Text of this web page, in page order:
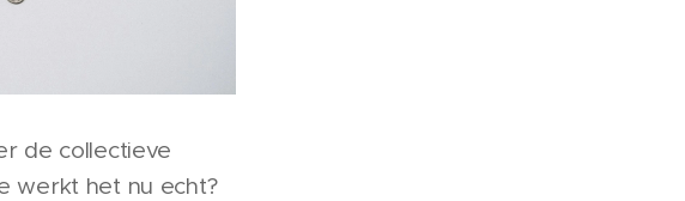
de collectieve
werkt het nu echt?